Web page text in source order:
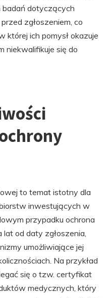
dotyczących
zgłoszeniem, co
której ich pomysł okazuje
niekwalifikuje się do
to temat istotny dla
inwestujących w
przypadku ochrona
od daty zgłoszenia,
umożliwiające jej
Na przykład
się o tzw. certyfikat
medycznych, który